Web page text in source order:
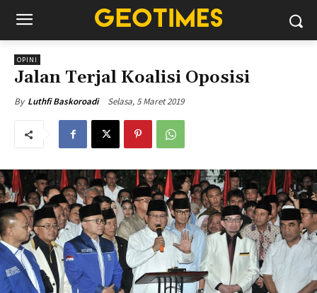
OPINI
Jalan Terjal Koalisi Oposisi
By Luthfi Baskoroadi Selasa, 5 Maret 2019